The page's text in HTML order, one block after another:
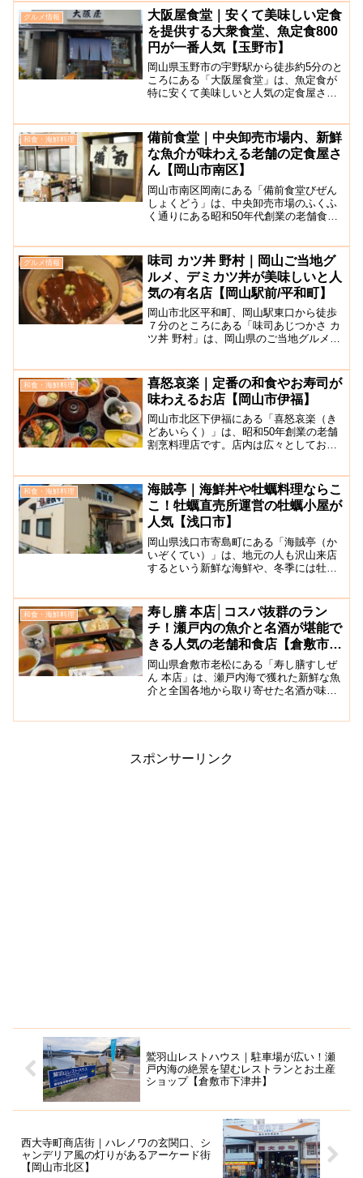
生ならではの旬の幸を使った料理が堪能
できますよ。日生港...
グルメ情報
大阪屋食堂｜安くて美味しい定食
を提供する大衆食堂、魚定食800
円が一番人気【玉野市】
岡山県玉野市の宇野駅から徒歩約5分のと
ころにある「大阪屋食堂」は、魚定食が
特に安くて美味しいと人気の定食屋さん
す。魚定食を中心とした和食のメニュー
や丼はどれも一...
和食・海鮮料理
備前食堂｜中央卸売市場内、新鮮
な魚介が味わえる老舗の定食屋さ
ん【岡山市南区】
岡山市南区岡南にある「備前食堂びぜん
しょくどう」は、中央卸売市場のふくふ
く通りにある昭和50年代創業の老舗食堂
テーブル席と小上がり座敷席がありま
す。テーブルや椅子、ポッ...
グルメ情報
味司 カツ丼 野村｜岡山ご当地グ
ルメ、デミカツ丼が美味しいと人
気の有名店【岡山駅前/平和町】
岡山市北区平和町、岡山駅東口から徒歩
７分のところにある「味司あじつかさ カ
ツ丼 野村」は、岡山県のご当地グルメと
かつ丼店として地元の人や全国の観光客
に愛されています...
和食・海鮮料理
喜怒哀楽｜定番の和食やお寿司が
味わえるお店【岡山市伊福】
岡山市北区下伊福にある「喜怒哀楽（き
どあいらく）」は、昭和50年創業の老舗
割烹料理店です。店内は広々としてお
ほか、個室や宴会向けの大部屋も完備し
ていますので普段使いから...
和食・海鮮料理
海賊亭｜海鮮丼や牡蠣料理ならこ
こ！牡蠣直売所運営の牡蠣小屋が
人気【浅口市】
岡山県浅口市寄島町にある「海賊亭（か
いぞくてい）」は、地元の人も沢山来店
するという新鮮な海鮮や、冬季には牡蠣
直売所」の直営店で、獲れたての魚介を
使った定食料理が多数そ...
和食・海鮮料理
寿し膳 本店│コスパ抜群のラン
チ！瀬戸内の魚介と名酒が堪能で
きる人気の老舗和食店【倉敷市老
松】
岡山県倉敷市老松にある「寿し膳すしぜ
ん 本店」は、瀬戸内海で獲れた新鮮な魚
介と全国各地から取り寄せた名酒が味わ
スポンサーリンク
鷲羽山レストハウス｜駐車場が広い！瀬
戸内海の絶景を望むレストランとお土産
ショップ【倉敷市下津井】
西大寺町商店街｜ハレノワの玄関口、シ
ャンデリア風の灯りがあるアーケード街
【岡山市北区】